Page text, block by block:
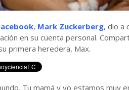
, Mark Zuckerberg, dio a
en su cuenta personal.
primera heredera, Max.
Tu mamá y yo estamos muy